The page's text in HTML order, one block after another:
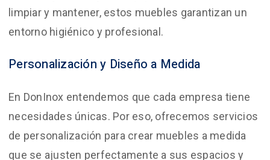
limpiar y mantener, estos muebles garantizan un
entorno higiénico y profesional.
Personalización y Diseño a Medida
En DonInox entendemos que cada empresa tiene
necesidades únicas. Por eso, ofrecemos servicios
de personalización para crear muebles a medida
que se ajusten perfectamente a sus espacios y